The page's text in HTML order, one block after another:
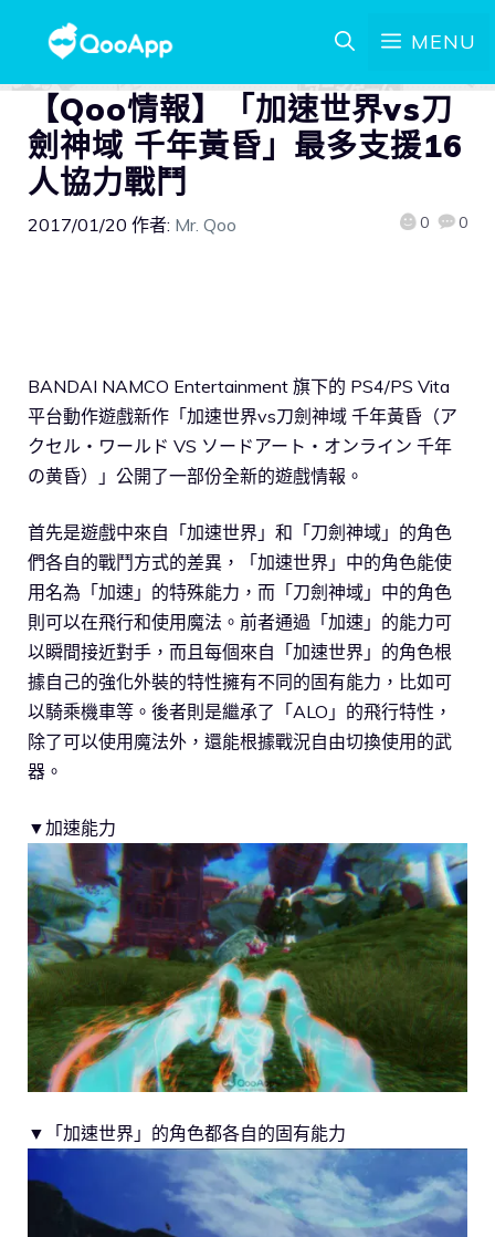
MENU
【Qoo情報】「加速世界vs刀
劍神域 千年黃昏」最多支援16
人協力戰鬥
2017/01/20 作者: Mr. Qoo 0 0
BANDAI NAMCO Entertainment 旗下的 PS4/PS Vita
平台動作遊戲新作「加速世界vs刀劍神域 千年黃昏（ア
クセル・ワールド VS ソードアート・オンライン 千年
の黄昏）」公開了一部份全新的遊戲情報。
首先是遊戲中來自「加速世界」和「刀劍神域」的角色
們各自的戰鬥方式的差異，「加速世界」中的角色能使
用名為「加速」的特殊能力，而「刀劍神域」中的角色
則可以在飛行和使用魔法。前者通過「加速」的能力可
以瞬間接近對手，而且每個來自「加速世界」的角色根
據自己的強化外裝的特性擁有不同的固有能力，比如可
以騎乘機車等。後者則是繼承了「ALO」的飛行特性，
除了可以使用魔法外，還能根據戰況自由切換使用的武
器。
▼加速能力
▼「加速世界」的角色都各自的固有能力